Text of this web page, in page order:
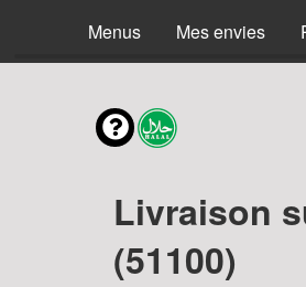
Menus Mes envies
Livraison
(51100)